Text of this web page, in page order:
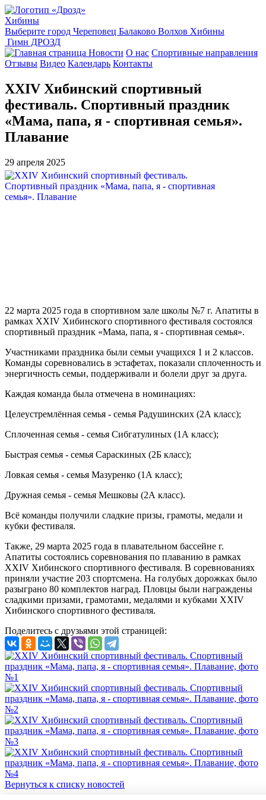
Хибины
Выберите город Череповец Балаково Волхов Хибины
Гимн ДРОЗД
Новости О нас Спортивные направления
Отзывы Видео Календарь Контакты
XXIV Хибинский спортивный
фестиваль. Спортивный праздник
«Мама, папа, я - спортивная семья».
Плавание
29 апреля 2025
22 марта 2025 года в спортивном зале школы №7 г. Апатиты в
рамках XXIV Хибинского спортивного фестиваля состоялся
спортивный праздник «Мама, папа, я - спортивная семья».
Участниками праздника были семьи учащихся 1 и 2 классов.
Команды соревновались в эстафетах, показали сплоченность и
энергичность семьи, поддерживали и болели друг за друга.
Каждая команда была отмечена в номинациях:
Целеустремлённая семья - семья Радушинских (2А класс);
Сплоченная семья - семья Сибгатулиных (1А класс);
Быстрая семья - семья Сараскиных (2Б класс);
Ловкая семья - семья Мазуренко (1А класс);
Дружная семья - семья Мешковы (2А класс).
Всё команды получили сладкие призы, грамоты, медали и
кубки фестиваля.
Также, 29 марта 2025 года в плавательном бассейне г.
Апатиты состоялись соревнования по плаванию в рамках
XXIV Хибинского спортивного фестиваля. В соревнованиях
приняли участие 203 спортсмена. На голубых дорожках было
разыграно 80 комплектов наград. Пловцы были награждены
сладкими призами, грамотами, медалями и кубками XXIV
Хибинского спортивного фестиваля.
Поделитесь с друзьями этой страницей:
Вернуться к списку новостей